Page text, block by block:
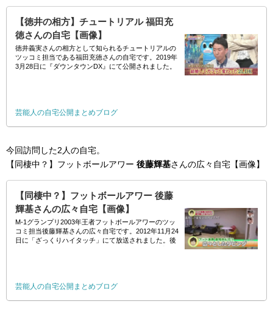
【徳井の相方】チュートリアル 福田充
徳さんの自宅【画像】
徳井義実さんの相方として知られるチュートリアルの
ツッコミ担当である福田充徳さんの自宅です。2019年
3月28日に『ダウンタウンDX』にて公開されました。
芸能人の自宅公開まとめブログ
今回訪問した2人の自宅。
【同棲中？】フットボールアワー 後藤輝基さんの広々自宅【画像】
【同棲中？】フットボールアワー 後藤
輝基さんの広々自宅【画像】
M-1グランプリ2003年王者フットボールアワーのツッ
コミ担当後藤輝基さんの広々自宅です。2012年11月24
日に「ざっくりハイタッチ」にて放送されました。後
芸能人の自宅公開まとめブログ